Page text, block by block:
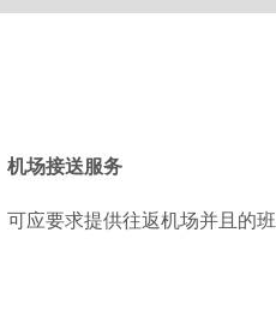
机场接送服务
可应要求提供往返机场并且的